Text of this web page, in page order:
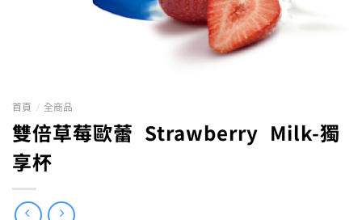
首頁 / 全商品
雙倍草莓歐蕾 Strawberry Milk-獨
享杯